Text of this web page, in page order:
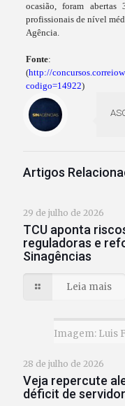
ocasião, foram
profissionais de nível
Agência.
Fonte:
(http://
codigo=14922)
Artigos
29 de julho de 2026
TCU aponta
reguladoras e
Sinagências
Leia mais
Imagem: Luis
28 de julho de 2026
Veja repercute
déficit de